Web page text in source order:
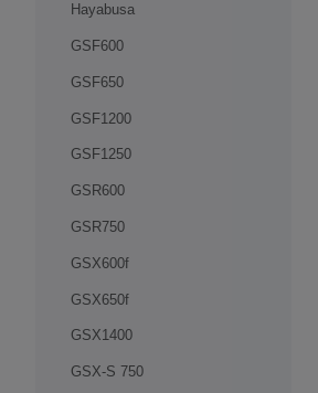
Hayabusa
GSF600
GSF650
GSF1200
GSF1250
GSR600
GSR750
GSX600f
GSX650f
GSX1400
GSX-S 750